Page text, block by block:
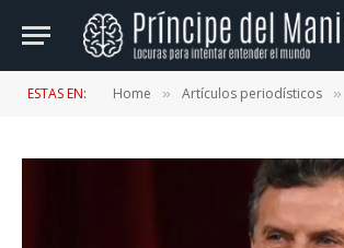
ESTAS EN: Home » Artículos periodísticos »